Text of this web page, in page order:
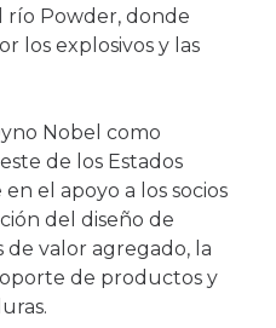
río Powder, donde
los explosivos y las
Nobel como
de los Estados
el apoyo a los socios
del diseño de
de valor agregado, la
de productos y